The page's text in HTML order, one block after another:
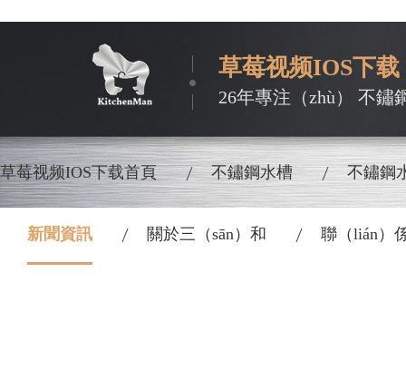
草莓视频IOS下
26年專注（zhù） 不鏽
草莓视频IOS下载首頁 不鏽鋼水槽 不鏽鋼
新聞資訊 關於三（sān）和 聯（lián）